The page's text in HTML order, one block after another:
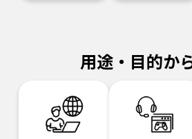
用途・目的か